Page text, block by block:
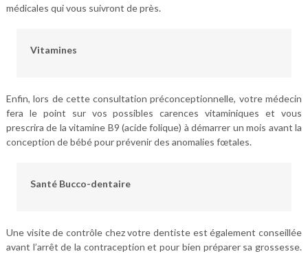
médicales qui vous suivront de près.
Vitamines
Enfin, lors de cette consultation préconceptionnelle, votre médecin
fera le point sur vos possibles carences vitaminiques et vous
prescrira de la vitamine B9 (acide folique) à démarrer un mois avant la
conception de bébé pour prévenir des anomalies fœtales.
Santé Bucco-dentaire
Une visite de contrôle chez votre dentiste est également conseillée
avant l’arrêt de la contraception et pour bien préparer sa grossesse.